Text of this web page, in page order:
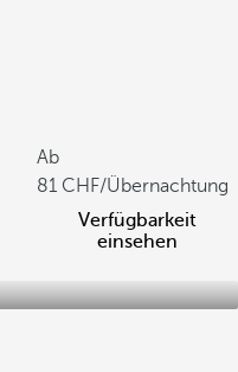
Ab
81
/Übernachtung
Verfügbarkeit
einsehen